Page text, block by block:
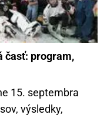
časť: program,
15. septembra
výsledky,